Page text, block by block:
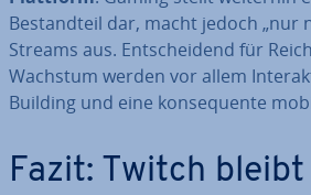
Be­stand­teil dar, macht jedoch „nur
Streams aus. Ent­schei­dend für
Wachstum werden vor allem
Building und eine kon­se­quen­te
Fazit: Twitch